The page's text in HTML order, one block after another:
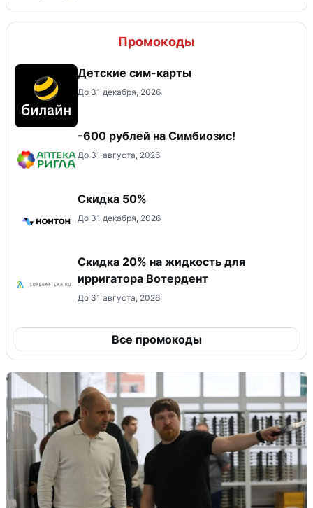
Промокоды
Детские сим-карты
До 31 декабря, 2026
-600 рублей на Симбиозис!
До 31 августа, 2026
Скидка 50%
До 31 декабря, 2026
Скидка 20% на жидкость для
ирригатора Вотердент
До 31 августа, 2026
Все промокоды